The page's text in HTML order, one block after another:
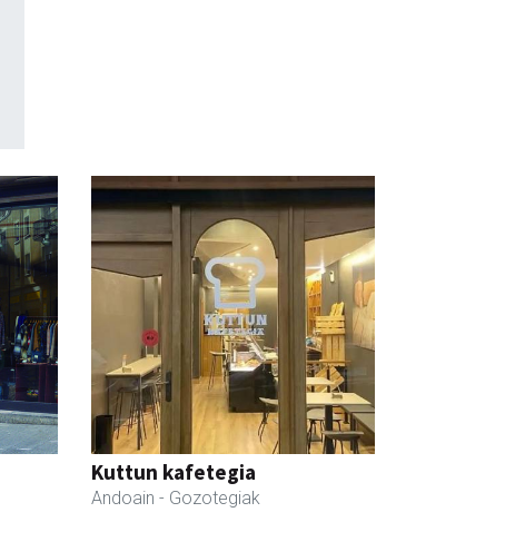
Kuttun kafetegia
Andoain - Gozotegiak